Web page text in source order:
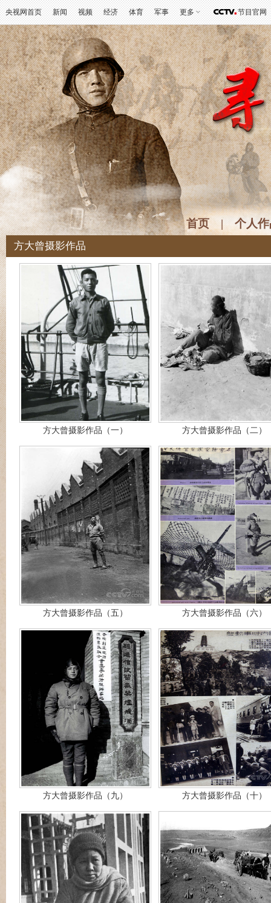
央视网首页 新闻 视频 经济 体育 军事 更多 节目官网
首页 | 个人
方大曾摄影作品
方大曾摄影作品（一） 方大曾摄影作品（二）
方大曾摄影作品（五） 方大曾摄影作品（六）
方大曾摄影作品（九） 方大曾摄影作品（十）